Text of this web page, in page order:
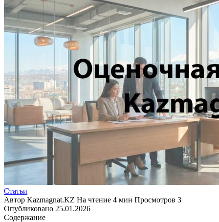
Статьи
Автор Kazmagnat.KZ На чтение 4 мин Просмотров 3
Опубликовано 25.01.2026
Содержание